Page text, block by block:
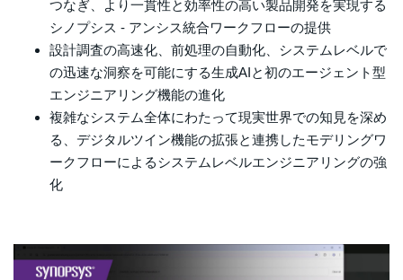
つなぎ、より一貫性と効率性の高い製品開発を実現する
シノプシス - アンシス統合ワークフローの提供
設計調査の高速化、前処理の自動化、システムレベルで
の迅速な洞察を可能にする生成AIと初のエージェント型
エンジニアリング機能の進化
複雑なシステム全体にわたって現実世界での知見を深め
る、デジタルツイン機能の拡張と連携したモデリングワ
ークフローによるシステムレベルエンジニアリングの強
化